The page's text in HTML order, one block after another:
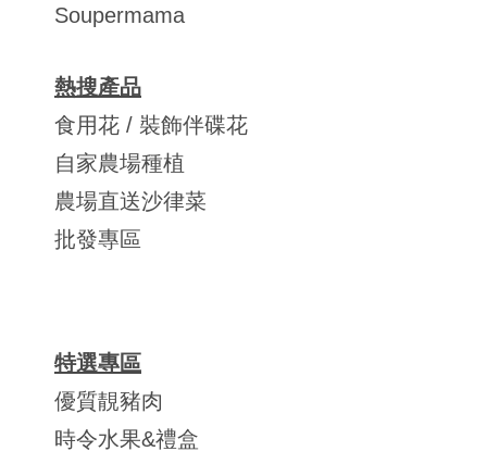
Soupermama
熱搜產品
食用花 / 裝飾伴碟花
自家農場種植
農場直送沙律菜
批發專區
特選專區
優質靚豬肉
時令水果&禮盒